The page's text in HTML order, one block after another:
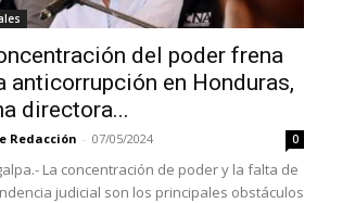
del poder frena
anticorrupción en Honduras,
directora...
Redacción - 07/05/2024 0
La concentración de poder y la falta de
judicial son los principales obstáculos